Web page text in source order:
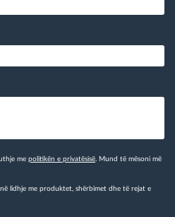
me politikën e privatësisë . Mund të mësoni më
lidhje me produktet, shërbimet dhe të rejat e